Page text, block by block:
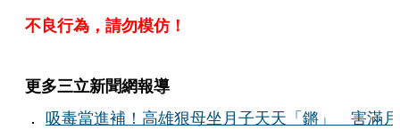
不良行為，請勿模仿！
更多三立新聞網報導
． 吸毒當進補！高雄狠母坐月子天天「鏘」 害滿月